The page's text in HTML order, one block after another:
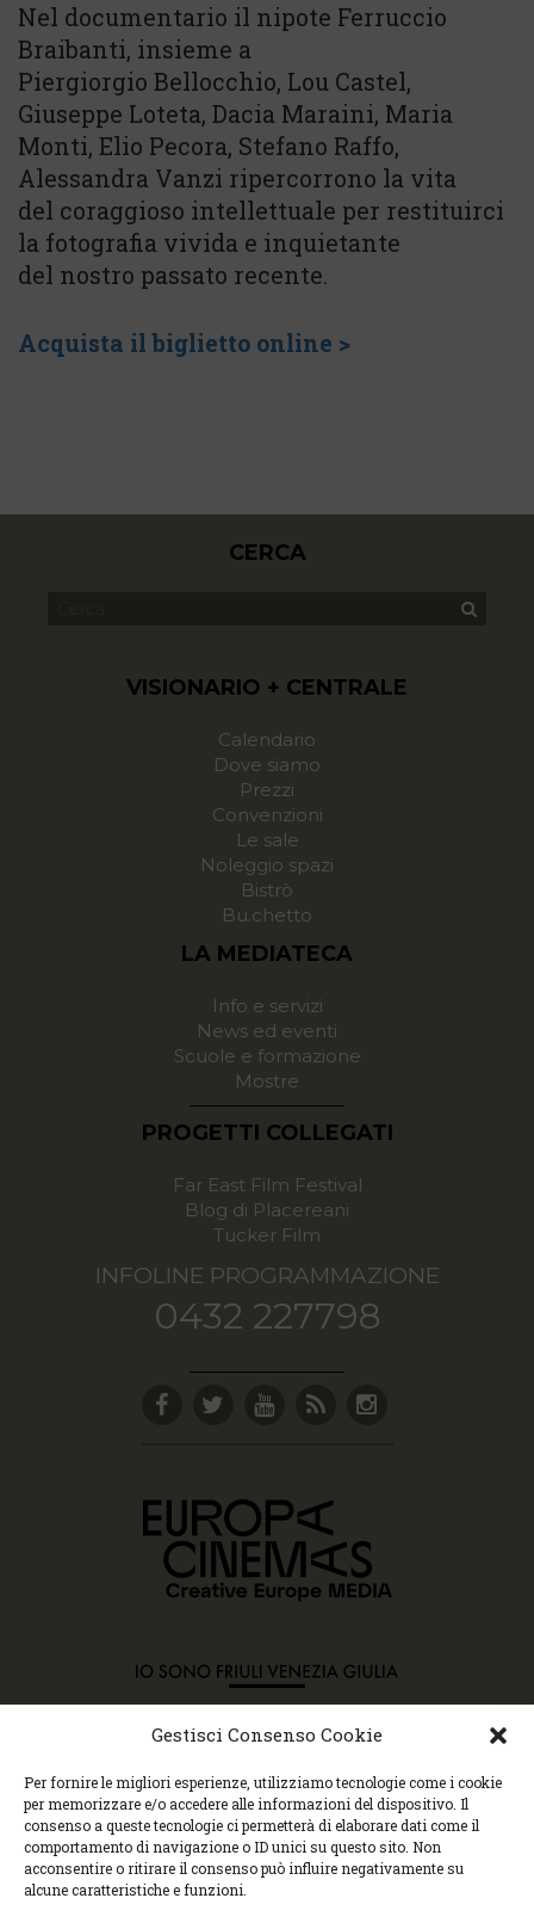
Gestisci Consenso Cookie
Per fornire le migliori esperienze, utilizziamo tecnologie come i cookie
per memorizzare e/o accedere alle informazioni del dispositivo. Il
consenso a queste tecnologie ci permetterà di elaborare dati come il
comportamento di navigazione o ID unici su questo sito. Non
acconsentire o ritirare il consenso può influire negativamente su
alcune caratteristiche e funzioni.
Nel documentario il nipote Ferruccio
Braibanti, insieme a
Piergiorgio Bellocchio, Lou Castel,
Giuseppe Loteta, Dacia Maraini, Maria
Monti, Elio Pecora, Stefano Raffo,
Alessandra Vanzi ripercorrono la vita
del coraggioso intellettuale per restituirci
la fotografia vivida e inquietante
del nostro passato recente.
Acquista il biglietto online >
CERCA
VISIONARIO + CENTRALE
Calendario
Dove siamo
Prezzi
Convenzioni
Le sale
Noleggio spazi
Bistrò
Bu.chetto
LA MEDIATECA
Info e servizi
News ed eventi
Scuole e formazione
Mostre
PROGETTI COLLEGATI
Far East Film Festival
Blog di Placereani
Tucker Film
INFOLINE PROGRAMMAZIONE
0432 227798
Copyright © 2015 Cec, Tutti i diritti riservati. Nessun
contenuto può essere copiato o manipolato. Accedendo al
sito approvi la Policy sulla privacy e la Policy sui
contenuti.
Centro espressioni cinematografiche, via Villalta, 24 |
33100 Udine | tel. 0432 299545 | P.Iva 01295290306 |
cec@cecudine.org